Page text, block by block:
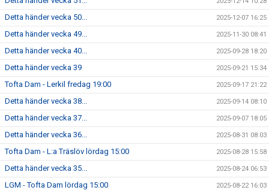
Detta händer vecka 50... 2025-12-07 16:25
Detta händer vecka 49... 2025-11-30 08:41
Detta händer vecka 40... 2025-09-28 18:20
Detta händer vecka 39 2025-09-21 15:34
Tofta Dam - Lerkil fredag 19:00 2025-09-17 21:22
Detta händer vecka 38... 2025-09-14 08:10
Detta händer vecka 37... 2025-09-07 18:05
Detta händer vecka 36... 2025-08-31 08:03
Tofta Dam - L:a Träslöv lördag 15:00 2025-08-28 15:58
Detta händer vecka 35... 2025-08-24 06:53
LGM - Tofta Dam lördag 15:00 2025-08-22 16:03